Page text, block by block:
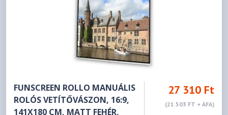
FUNSCREEN ROLLO MANUÁLIS
ROLÓS VETÍTŐVÁSZON, 16:9,
141X180 CM, MATT FEHÉR,
27 310 Ft
(21 503 FT + ÁFA)